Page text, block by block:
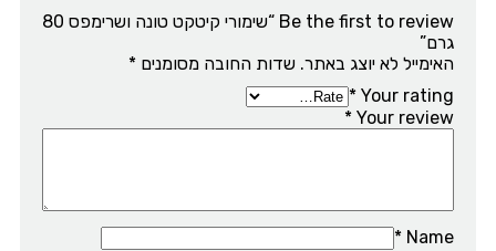
Be the first to review “שימורי קיטקט טונה ושרימפס 80
גרם”
האימייל לא יוצג באתר. שדות החובה מסומנים *
Your rating
*
Your review
*
Name
*